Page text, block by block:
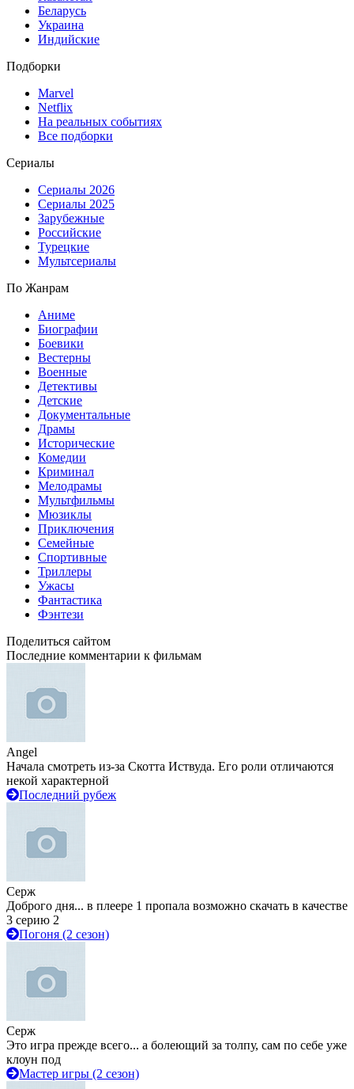
Беларусь
Украина
Индийские
Подборки
Marvel
Netflix
На реальных событиях
Все подборки
Сериалы
Сериалы 2026
Сериалы 2025
Зарубежные
Российские
Турецкие
Мультсериалы
По Жанрам
Аниме
Биографии
Боевики
Вестерны
Военные
Детективы
Детские
Документальные
Драмы
Исторические
Комедии
Криминал
Мелодрамы
Мультфильмы
Мюзиклы
Приключения
Семейные
Спортивные
Триллеры
Ужасы
Фантастика
Фэнтези
Поделиться сайтом
Последние комментарии к фильмам
Angel
Начала смотреть из-за Скотта Иствуда. Его роли отличаются
некой характерной
Последний рубеж
Серж
Доброго дня... в плеере 1 пропала возможно скачать в качестве
3 серию 2
Погоня (2 сезон)
Серж
Это игра прежде всего... а болеющий за толпу, сам по себе уже
клоун под
Мастер игры (2 сезон)